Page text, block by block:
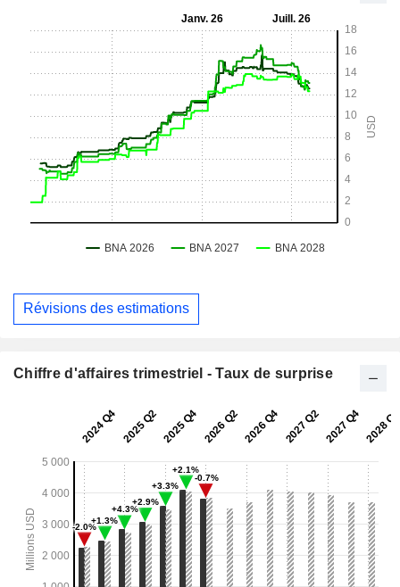
Révisions des estimations
Chiffre d'affaires trimestriel - Taux de surprise